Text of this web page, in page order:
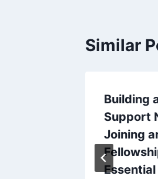
Similar
Building
Support
Joining